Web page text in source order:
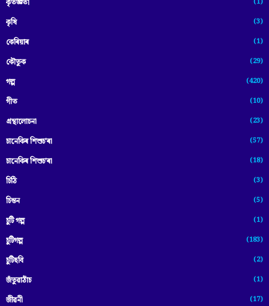
কৃতজ্ঞতা
কৃষি (3)
কেৰিয়াৰ (1)
কৌতুক (29)
গল্প (420)
গীত (10)
গ্ৰন্থালোচনা (23)
চানেকিৰ শিশুচ'ৰা (57)
চানেকিৰ শিশুচ’ৰা (18)
চিঠি (3)
চিন্তন (5)
চুটি গল্প (1)
চুটিগল্প (183)
চুটিছবি (2)
জঁতুৱাঠাঁচ (1)
জীৱনী (17)